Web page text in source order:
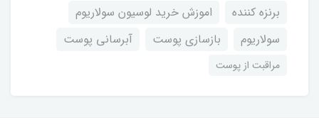
برنزه کننده
اموزش خرید لوسیون سولاریوم
سولاریوم
بازسازی پوست آبرسانی پوست
مراقبت از پوست